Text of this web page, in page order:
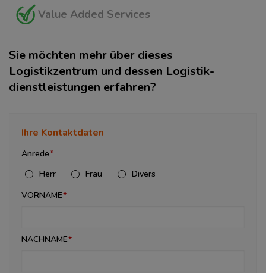
Value Added Services
Sie möchten mehr über dieses
Logistikzentrum und dessen Logistik­
dienstleistungen erfahren?
Ihre Kontaktdaten
Anrede
Herr
Frau
Divers
VORNAME
NACHNAME